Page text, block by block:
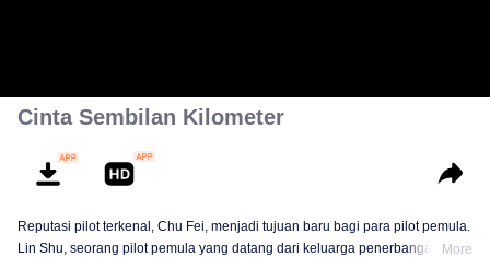
Cinta Sembilan Kilometer
Reputasi pilot terkenal, Chu Fei, menjadi tujuan baru bagi para pilot pemula.
Lin Shu, seorang pilot pemula yang datang dari keluarga penerbangan, More